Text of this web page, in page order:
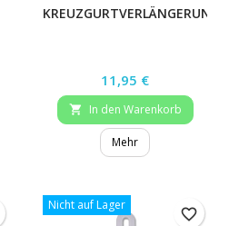
KREUZGURTVERLÄNGERUNG
Preis
11,95 €
 In den Warenkorb
Mehr
Nicht auf Lager
favorite_border